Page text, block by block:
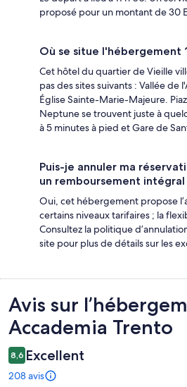
proposé pour un montant de 30
Où se situe l'hébergement
Cet hôtel du quartier de Vieille
pas des sites suivants : Vallée de
Église Sainte-Marie-Majeure.
Neptune se trouvent juste à
à 5 minutes à pied et Gare de
Puis-je annuler ma
un remboursement intégral
Oui, cet hébergement propose
certains niveaux tarifaires ; la
Consultez la politique
site pour plus de détails sur les
Avis
Avis sur
Accademia Trento
8,6 Excellent
208 avis